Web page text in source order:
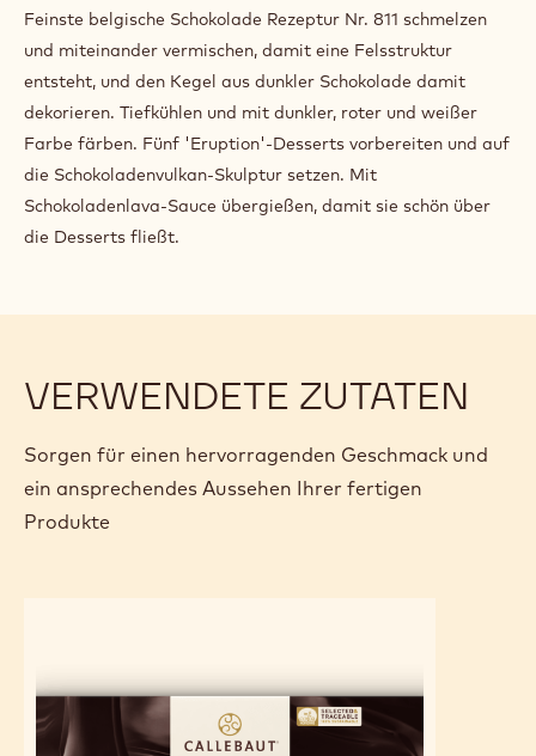
Feinste belgische Schokolade Rezeptur Nr. 811 schmelzen
und miteinander vermischen, damit eine Felsstruktur
entsteht, und den Kegel aus dunkler Schokolade damit
dekorieren. Tiefkühlen und mit dunkler, roter und weißer
Farbe färben. Fünf 'Eruption'-Desserts vorbereiten und auf
die Schokoladenvulkan-Skulptur setzen. Mit
Schokoladenlava-Sauce übergießen, damit sie schön über
die Desserts fließt.
VERWENDETE ZUTATEN
Sorgen für einen hervorragenden Geschmack und
ein ansprechendes Aussehen Ihrer fertigen
Produkte